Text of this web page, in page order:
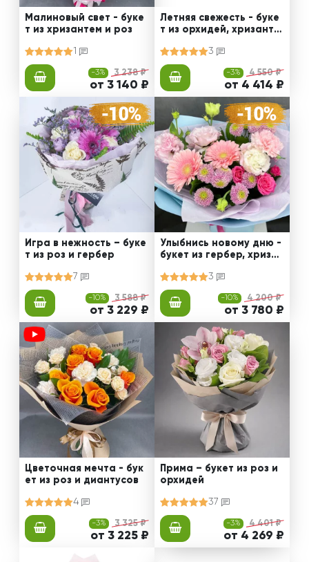
Малиновый свет - буке
т из хризантем и роз
1
-3% 3 238 ₽
от 3 140 ₽
Летняя свежесть - буке
т из орхидей, хризанте
3
-3% 4 550 ₽
от 4 414 ₽
Игра в нежность – буке
т из роз и гербер
7
-10% 3 588 ₽
от 3 229 ₽
Улыбнись новому дню -
букет из гербер, хризан
3
-10% 4 200 ₽
от 3 780 ₽
Цветочная мечта - бук
ет из роз и диантусов
4
-3% 3 325 ₽
от 3 225 ₽
Прима – букет из роз и
орхидей
37
-3% 4 401 ₽
от 4 269 ₽